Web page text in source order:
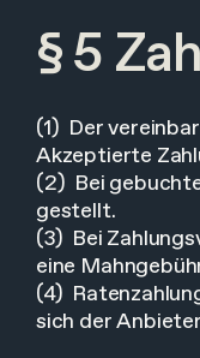
§ 5
(1) Der
Akzeptierte
(2) Bei
gestellt.
(3) Bei
eine
(4)
sich der